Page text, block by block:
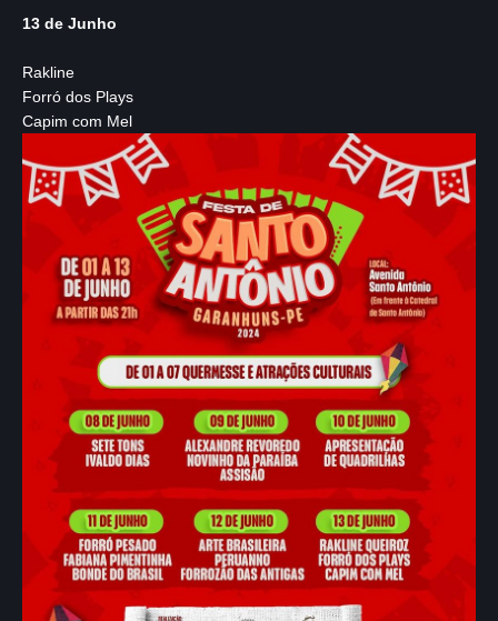
13 de Junho
Rakline
Forró dos Plays
Capim com Mel